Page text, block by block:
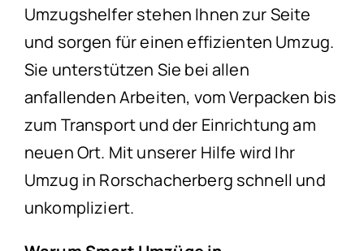
Umzugshelfer stehen Ihnen zur Seite
und sorgen für einen effizienten Umzug.
Sie unterstützen Sie bei allen
anfallenden Arbeiten, vom Verpacken bis
zum Transport und der Einrichtung am
neuen Ort. Mit unserer Hilfe wird Ihr
Umzug in Rorschacherberg schnell und
unkompliziert.